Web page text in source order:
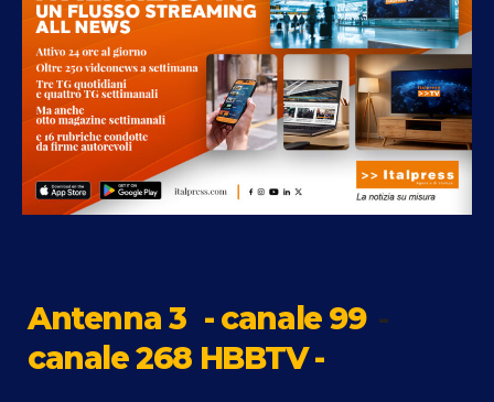
Antenna 3 - canale 99 -
canale 268 HBBTV -